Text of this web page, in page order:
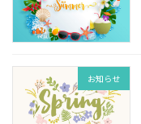
お知らせ